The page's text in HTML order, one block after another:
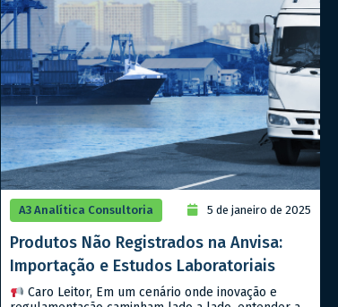
A3 Analítica Consultoria 5 de janeiro de 2025
Produtos Não Registrados na Anvisa:
Importação e Estudos Laboratoriais
Caro Leitor, Em um cenário onde inovação e